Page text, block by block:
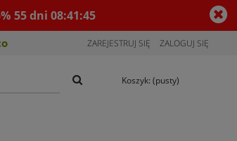
55dni08:41:44
ZAREJESTRUJ SIĘ ZALOGUJ SIĘ
Koszyk: (pusty)